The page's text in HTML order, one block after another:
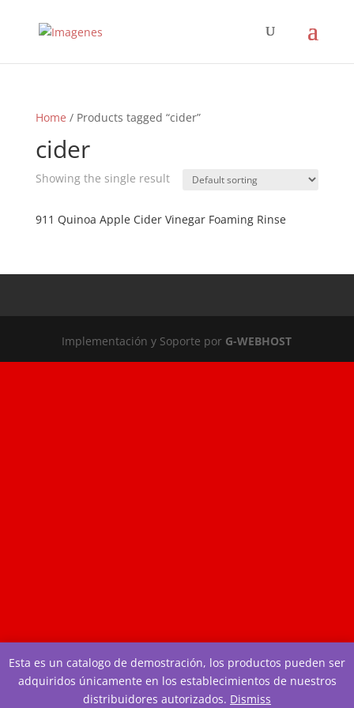
Home / Products tagged “cider”
cider
Showing the single result
911 Quinoa Apple Cider Vinegar Foaming Rinse
Implementación y Soporte por G-WEBHOST
Esta es un catalogo de demostración, los productos pueden ser
adquiridos únicamente en los establecimientos de nuestros
distribuidores autorizados. Dismiss